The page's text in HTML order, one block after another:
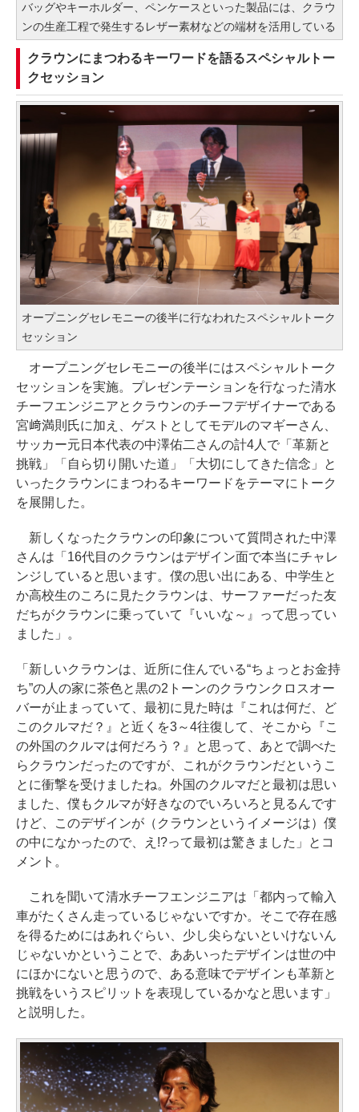
バッグやキーホルダー、ペンケースといった製品には、クラウ
ンの生産工程で発生するレザー素材などの端材を活用している
クラウンにまつわるキーワードを語るスペシャルトー
クセッション
オープニングセレモニーの後半に行なわれたスペシャルトーク
セッション
オープニングセレモニーの後半にはスペシャルトーク
セッションを実施。プレゼンテーションを行なった清水
チーフエンジニアとクラウンのチーフデザイナーである
宮﨑満則氏に加え、ゲストとしてモデルのマギーさん、
サッカー元日本代表の中澤佑二さんの計4人で「革新と
挑戦」「自ら切り開いた道」「大切にしてきた信念」と
いったクラウンにまつわるキーワードをテーマにトーク
を展開した。
新しくなったクラウンの印象について質問された中澤
さんは「16代目のクラウンはデザイン面で本当にチャレ
ンジしていると思います。僕の思い出にある、中学生と
か高校生のころに見たクラウンは、サーファーだった友
だちがクラウンに乗っていて『いいな～』って思ってい
ました」。
「新しいクラウンは、近所に住んでいる“ちょっとお金持
ち”の人の家に茶色と黒の2トーンのクラウンクロスオー
バーが止まっていて、最初に見た時は『これは何だ、ど
このクルマだ？』と近くを3～4往復して、そこから『こ
の外国のクルマは何だろう？』と思って、あとで調べた
らクラウンだったのですが、これがクラウンだというこ
とに衝撃を受けましたね。外国のクルマだと最初は思い
ました、僕もクルマが好きなのでいろいろと見るんです
けど、このデザインが（クラウンというイメージは）僕
の中になかったので、え!?って最初は驚きました」とコ
メント。
これを聞いて清水チーフエンジニアは「都内って輸入
車がたくさん走っているじゃないですか。そこで存在感
を得るためにはあれぐらい、少し尖らないといけないん
じゃないかということで、ああいったデザインは世の中
にほかにないと思うので、ある意味でデザインも革新と
挑戦をいうスピリットを表現しているかなと思います」
と説明した。